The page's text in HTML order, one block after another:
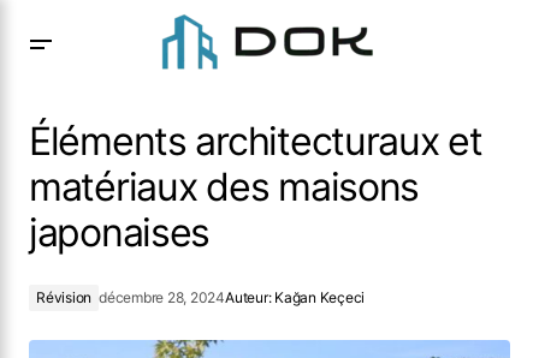
japonaises
Éléments architecturaux et
matériaux des maisons
japonaises
Révision décembre 28, 2024Auteur: Kağan Keçeci